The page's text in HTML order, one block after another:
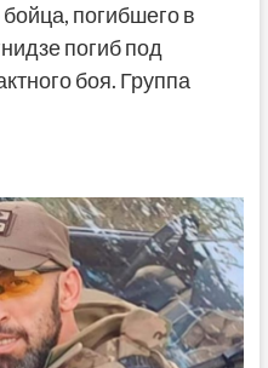
погибшего в
погиб под
боя. Группа